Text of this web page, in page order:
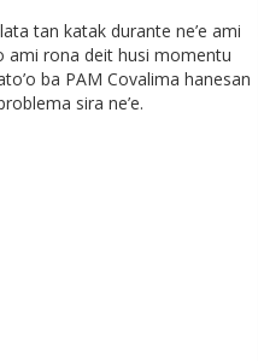
tan katak durante ne’e ami
ami rona deit husi momentu
ba PAM Covalima hanesan
sira ne’e.